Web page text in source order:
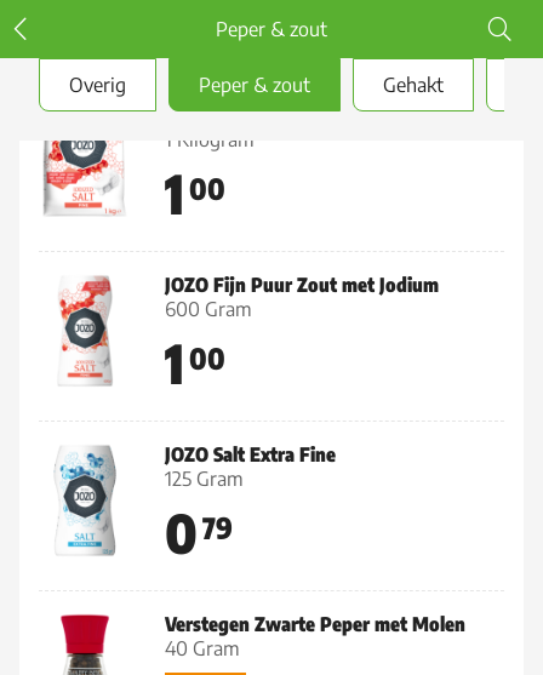
Peper & zout
Overig Peper & zout Gehakt
JOZO Iodized zout fijn
1 Kilogram
1 00
JOZO Fijn Puur Zout met Jodium
600 Gram
1 00
JOZO Salt Extra Fine
125 Gram
079
Verstegen Zwarte Peper met Molen
40 Gram